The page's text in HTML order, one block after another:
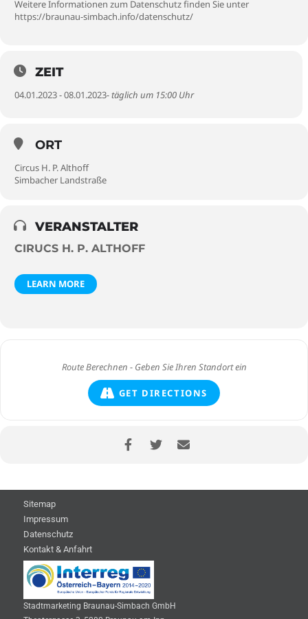
Weitere Informationen zum Datenschutz finden Sie unter
https://braunau-simbach.info/datenschutz/
ZEIT
04.01.2023 - 08.01.2023- täglich um 15:00 Uhr
ORT
Circus H. P. Althoff
Simbacher Landstraße
VERANSTALTER
CIRUCS H. P. ALTHOFF
LEARN MORE
GET DIRECTIONS
Sitemap
Impressum
Datenschutz
Kontakt & Anfahrt
Stadtmarketing Braunau-Simbach GmbH